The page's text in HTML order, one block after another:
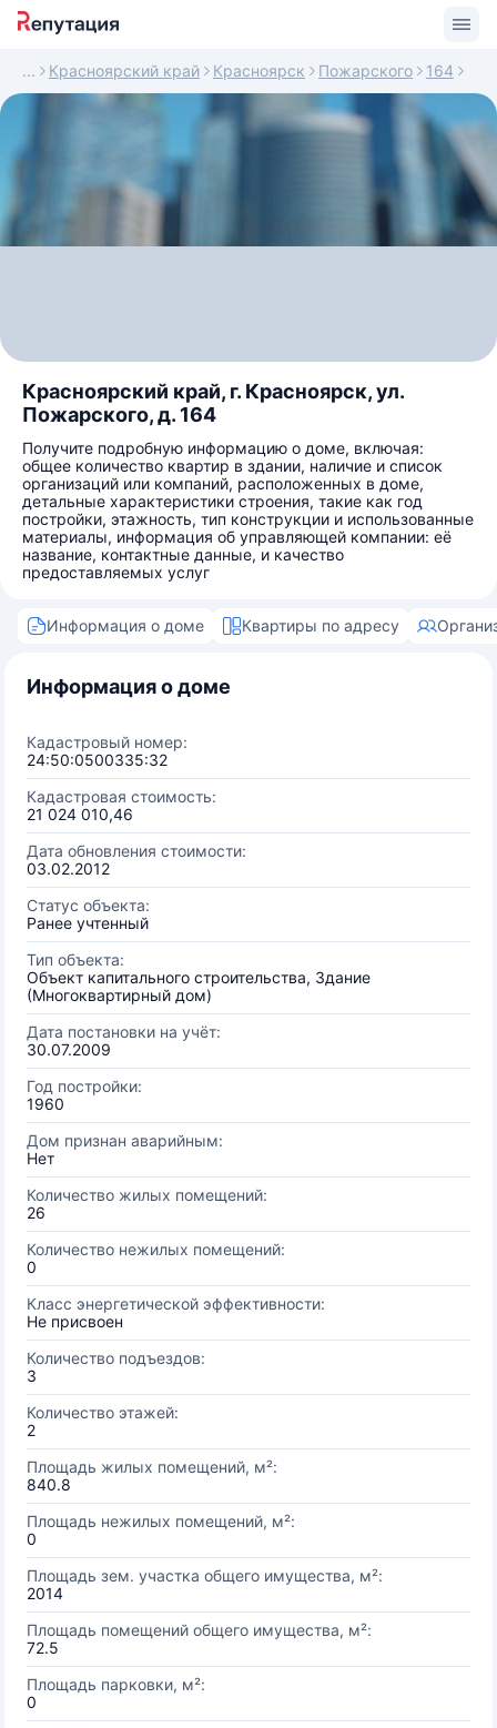
Красноярский край Красноярск Пожарского 164
Красноярский край, г. Красноярск, ул.
Пожарского, д. 164
Получите подробную информацию о доме, включая:
общее количество квартир в здании, наличие и список
организаций или компаний, расположенных в доме,
детальные характеристики строения, такие как год
постройки, этажность, тип конструкции и использованные
материалы, информация об управляющей компании: её
название, контактные данные, и качество
предоставляемых услуг
Информация о доме Квартиры по адресу
Информация о доме
Кадастровый номер:
24:50:0500335:32
Кадастровая стоимость:
21 024 010,46
Дата обновления стоимости:
03.02.2012
Статус объекта:
Ранее учтенный
Тип объекта:
Объект капитального строительства, Здание
(Многоквартирный дом)
Дата постановки на учёт:
30.07.2009
Год постройки:
1960
Дом признан аварийным:
Нет
Количество жилых помещений:
26
Количество нежилых помещений:
0
Класс энергетической эффективности:
Не присвоен
Количество подъездов:
3
Количество этажей:
2
Площадь жилых помещений, м²:
840.8
Площадь нежилых помещений, м²:
0
Площадь зем. участка общего имущества, м²:
2014
Площадь помещений общего имущества, м²:
72.5
Площадь парковки, м²:
0